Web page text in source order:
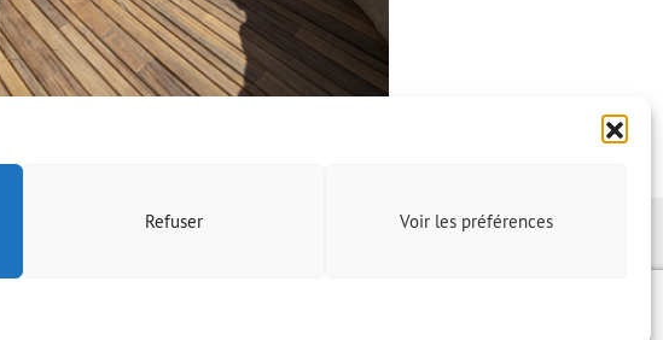
Refuser Voir les préférences